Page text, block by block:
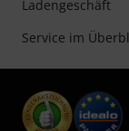
Ladengeschäft
Service im